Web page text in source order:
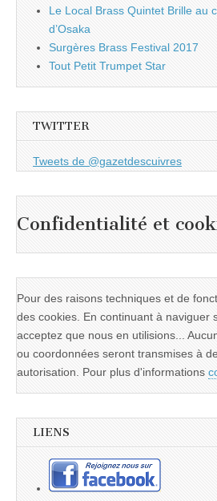
Le Local Brass Quintet Brille au
d’Osaka
Surgères Brass Festival 2017
Tout Petit Trumpet Star
TWITTER
Tweets de @gazetdescuivres
Confidentialité et
Pour des raisons techniques et de
des cookies. En continuant à naviguer
acceptez que nous en utilisions...
ou coordonnées seront transmises à
autorisation. Pour plus d'informations
LIENS